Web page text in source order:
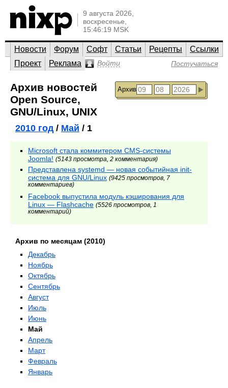
9 августа 2026,
воскресенье,
15:46:19 MSK
Новости Форум Софт Статьи Рецепты
Ссылки
Проект
Реклама Войти Постучаться
Архив
Архив новостей
Open Source,
GNU/Linux, UNIX
2010 год/ Май / 1
Microsoft стала коммитером CMS-системы
Joomla! (5143 просмотра, 2 комментария)
Представлена systemd — новая событийная init-
система для GNU/Linux (9425 просмотров, 7
комментариев)
Facebook выпустила модуль кэширования для
Linux — Flashcache (5526 просмотров, 1
комментарий)
Архив по месяцам (2010)
Декабрь
Ноябрь
Октябрь
Сентябрь
Август
Июль
Июнь
Май
Апрель
Март
Февраль
Январь